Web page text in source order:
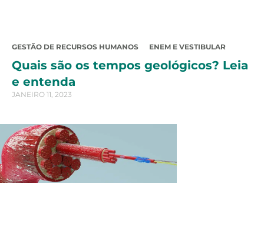
GESTÃO DE RECURSOS HUMANOS ENEM E VESTIBULAR
Quais são os tempos geológicos? Leia
e entenda
JANEIRO 11, 2023